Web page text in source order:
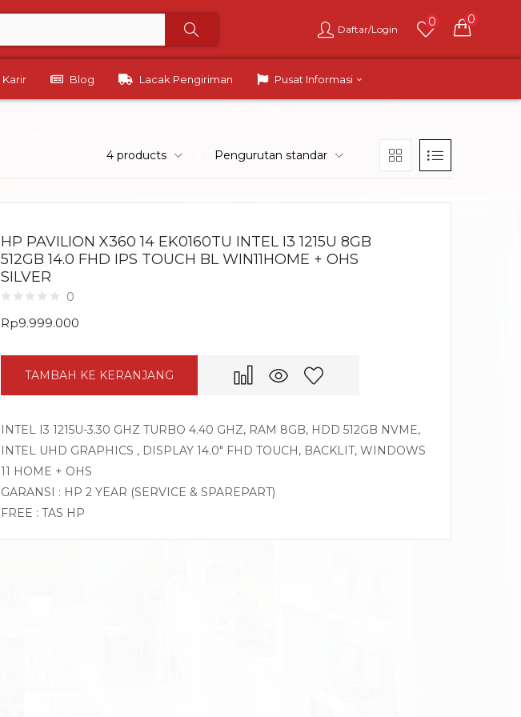
Daftar/Login
0 0
Karir Blog Lacak Pengiriman Pusat Informasi
4 products Pengurutan standar
HP PAVILION X360 14 EK0160TU INTEL I3 1215U 8GB
512GB 14.0 FHD IPS TOUCH BL WIN11HOME + OHS
SILVER
0
Rp9.999.000
TAMBAH KE KERANJANG
INTEL I3 1215U-3.30 GHZ TURBO 4.40 GHZ, RAM 8GB, HDD 512GB NVME,
INTEL UHD GRAPHICS , DISPLAY 14.0″ FHD TOUCH, BACKLIT, WINDOWS
11 HOME + OHS
GARANSI : HP 2 YEAR (SERVICE & SPAREPART)
FREE : TAS HP